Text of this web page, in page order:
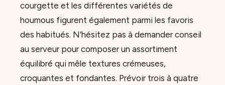
courgette et les différentes variétés de
houmous figurent également parmi les favoris
des habitués. N’hésitez pas à demander conseil
au serveur pour composer un assortiment
équilibré qui mêle textures crémeuses,
croquantes et fondantes. Prévoir trois à quatre